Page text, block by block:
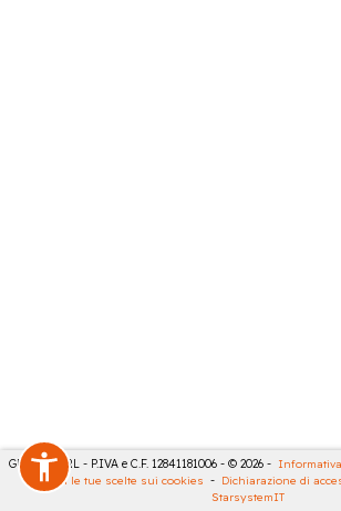
GECO 14 SRL - P.IVA e C.F. 12841181006 - © 2026 -
Rivedi le tue scelte sui cookies - Dichiarazione di
StarsystemIT